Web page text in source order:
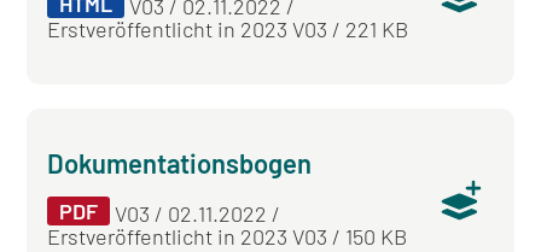
V03 / 02.11.2022 /
Erstveröffentlicht in 2023 V03 / 221 KB
Dokumentationsbogen
PDF
V03 / 02.11.2022 /
Erstveröffentlicht in 2023 V03 / 150 KB